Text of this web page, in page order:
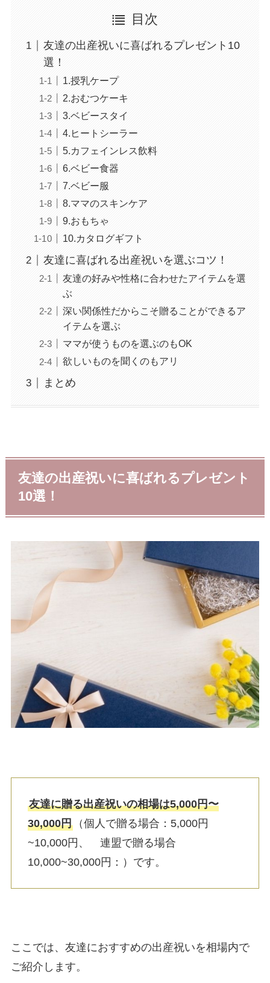
目次
友達の出産祝いに喜ばれるプレゼント10
選！
1.授乳ケープ
2.おむつケーキ
3.ベビースタイ
4.ヒートシーラー
5.カフェインレス飲料
6.ベビー食器
7.ベビー服
8.ママのスキンケア
9.おもちゃ
10.カタログギフト
友達に喜ばれる出産祝いを選ぶコツ！
友達の好みや性格に合わせたアイテムを選
ぶ
深い関係性だからこそ贈ることができるア
イテムを選ぶ
ママが使うものを選ぶのもOK
欲しいものを聞くのもアリ
まとめ
友達の出産祝いに喜ばれるプレゼント
10選！
友達に贈る出産祝いの相場は5,000円〜
30,000円（個人で贈る場合：5,000円
~10,000円、 連盟で贈る場合
10,000~30,000円：）です。
ここでは、友達におすすめの出産祝いを相場内で
ご紹介します。